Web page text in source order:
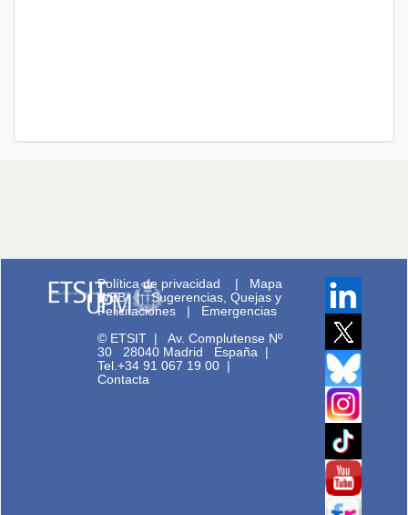
Política de privacidad | Mapa
WEB|Sugerencias, Quejas y
Felicitaciones | Emergencias
© ETSIT |Av. Complutense Nº
30 28040 Madrid España |
Tel.+34 91 067 19 00 |
Contacta